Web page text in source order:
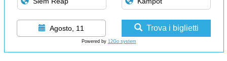
Agosto, 11 Trova i biglietti
Powered by 12Go system